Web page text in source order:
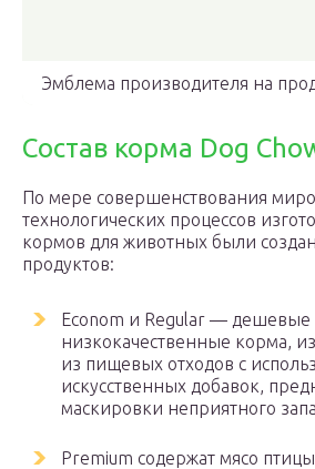
Эмблема производителя на
Состав корма Dog
По мере совершенствования
технологических процессов
кормов для животных были
продуктов:
Econom и Regular — дешевые
низкокачественные корма,
из пищевых отходов с
искусственных добавок,
маскировки неприятного
Premium содержат мясо